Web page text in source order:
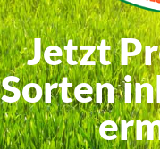
Jetzt
Sorten